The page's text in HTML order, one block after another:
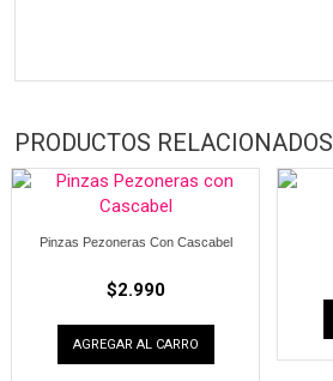
PRODUCTOS RELACIONADOS
Pinzas Pezoneras Con Cascabel
$2.990
AGREGAR AL CARRO